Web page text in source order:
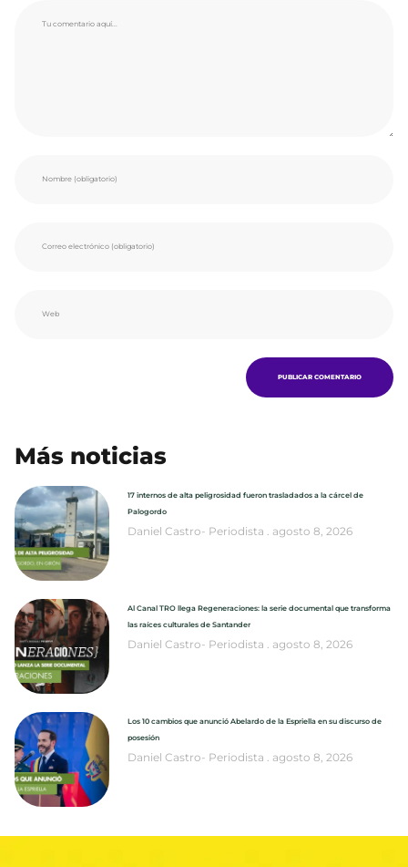
Más noticias
17 internos de alta peligrosidad fueron trasladados a la cárcel de
Palogordo
Daniel Castro- Periodista agosto 8, 2026
Al Canal TRO llega Regeneraciones: la serie documental que transforma
las raíces culturales de Santander
Daniel Castro- Periodista agosto 8, 2026
Los 10 cambios que anunció Abelardo de la Espriella en su discurso de
posesión
Daniel Castro- Periodista agosto 8, 2026